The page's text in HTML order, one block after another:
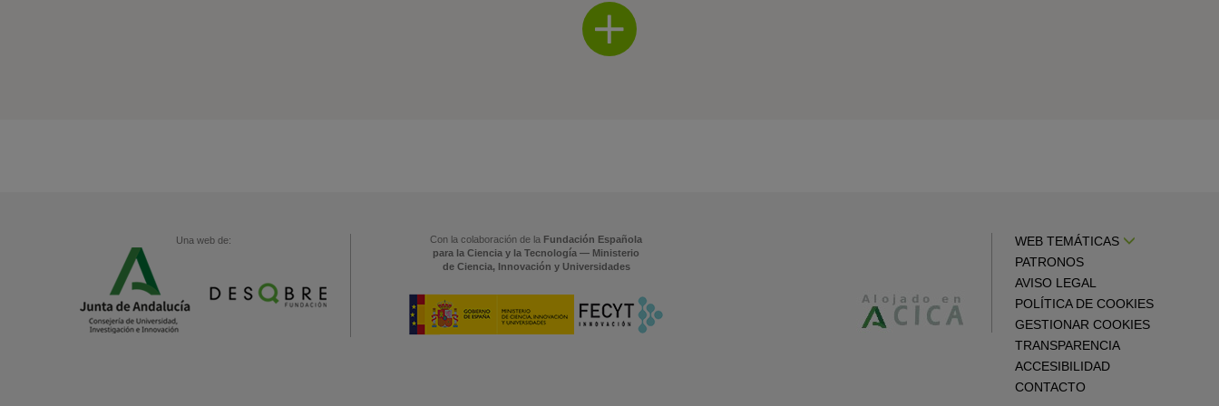
Una web de: Con la colaboración de la Fundación Española
para la Ciencia y la Tecnología — Ministerio
de Ciencia, Innovación y Universidades
WEB TEMÁTICAS
PATRONOS
AVISO LEGAL
POLÍTICA DE COOKIES
GESTIONAR COOKIES
TRANSPARENCIA
ACCESIBILIDAD
CONTACTO